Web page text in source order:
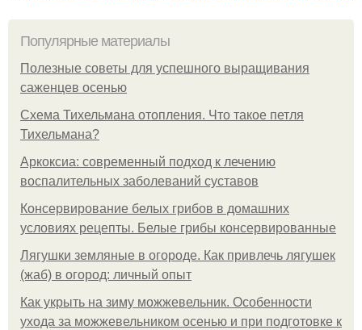
Популярные материалы
Полезные советы для успешного выращивания
саженцев осенью
Схема Тихельмана отопления. Что такое петля
Тихельмана?
Аркоксиа: современный подход к лечению
воспалительных заболеваний суставов
Консервирование белых грибов в домашних
условиях рецепты. Белые грибы консервированные
Лягушки земляные в огороде. Как привлечь лягушек
(жаб) в огород: личный опыт
Как укрыть на зиму можжевельник. Особенности
ухода за можжевельником осенью и при подготовке к